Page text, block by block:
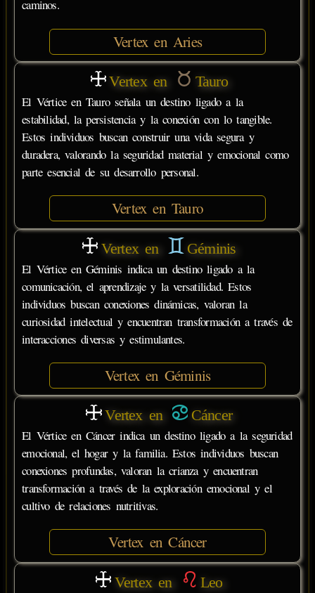
caminos.
Vertex en Aries
Vertex en Tauro
El Vértice en Tauro señala un destino ligado a la
estabilidad, la persistencia y la conexión con lo tangible.
Estos individuos buscan construir una vida segura y
duradera, valorando la seguridad material y emocional como
parte esencial de su desarrollo personal.
Vertex en Tauro
Vertex en Géminis
El Vértice en Géminis indica un destino ligado a la
comunicación, el aprendizaje y la versatilidad. Estos
individuos buscan conexiones dinámicas, valoran la
curiosidad intelectual y encuentran transformación a través de
interacciones diversas y estimulantes.
Vertex en Géminis
Vertex en Cáncer
El Vértice en Cáncer indica un destino ligado a la seguridad
emocional, el hogar y la familia. Estos individuos buscan
conexiones profundas, valoran la crianza y encuentran
transformación a través de la exploración emocional y el
cultivo de relaciones nutritivas.
Vertex en Cáncer
Vertex en Leo